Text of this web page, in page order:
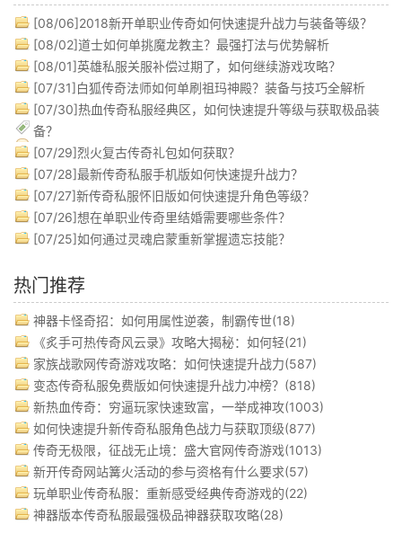
[08/06]2018新开单职业传奇如何快速提升战力与装备等级？
[08/02]道士如何单挑魔龙教主？最强打法与优势解析
[08/01]英雄私服关服补偿过期了，如何继续游戏攻略？
[07/31]白狐传奇法师如何单刷祖玛神殿？装备与技巧全解析
[07/30]热血传奇私服经典区，如何快速提升等级与获取极品装
备？
[07/29]烈火复古传奇礼包如何获取？
[07/28]最新传奇私服手机版如何快速提升战力？
[07/27]新传奇私服怀旧版如何快速提升角色等级？
[07/26]想在单职业传奇里结婚需要哪些条件？
[07/25]如何通过灵魂启蒙重新掌握遗忘技能？
热门推荐
神器卡怪奇招：如何用属性逆袭，制霸传世(18)
《炙手可热传奇风云录》攻略大揭秘：如何轻(21)
家族战歌网传奇游戏攻略：如何快速提升战力(587)
变态传奇私服免费版如何快速提升战力冲榜？(818)
新热血传奇：穷逼玩家快速致富，一举成神攻(1003)
如何快速提升新传奇私服角色战力与获取顶级(877)
传奇无极限，征战无止境：盛大官网传奇游戏(1013)
新开传奇网站篝火活动的参与资格有什么要求(57)
玩单职业传奇私服：重新感受经典传奇游戏的(22)
神器版本传奇私服最强极品神器获取攻略(28)